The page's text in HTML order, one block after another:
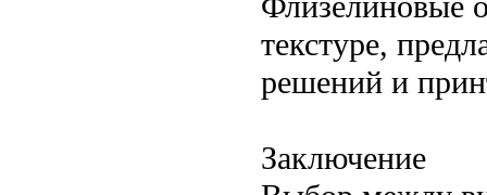
текстуре,
решений и
Заключение